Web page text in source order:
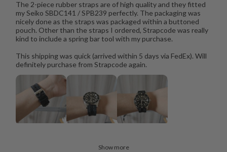
The 2-piece rubber straps are of high quality and they fitted
my Seiko SBDC141 / SPB239 perfectly. The packaging was
nicely done as the straps was packaged within a buttoned
pouch. Other than the straps I ordered, Strapcode was really
kind to include a spring bar tool with my purchase.
This shipping was quick (arrived within 5 days via FedEx). Will
definitely purchase from Strapcode again.
Show more